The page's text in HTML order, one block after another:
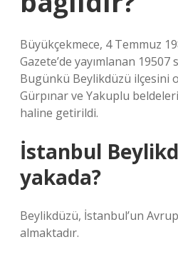
Büyükçekmece, 4 Temmuz
Gazete’de yayımlanan 19507
Bugünkü Beylikdüzü ilçesini
Gürpınar ve Yakuplu
haline getirildi.
İstanbul
yakada?
Beylikdüzü, İstanbul’un
almaktadır.